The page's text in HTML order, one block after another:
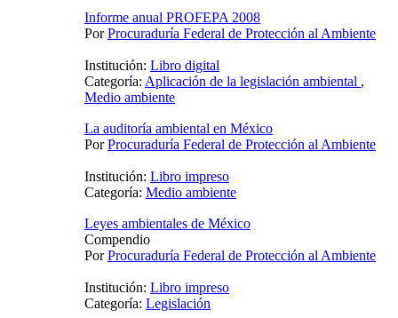
Informe anual PROFEPA 2008
PorProcuraduría Federal de Protección al Ambiente
Institución: Libro digital
Categoría: Aplicación de la legislación ambiental ,
Medio ambiente
La auditoría ambiental en México
PorProcuraduría Federal de Protección al Ambiente
Institución: Libro impreso
Categoría: Medio ambiente
Leyes ambientales de México
Compendio
PorProcuraduría Federal de Protección al Ambiente
Institución: Libro impreso
Categoría: Legislación